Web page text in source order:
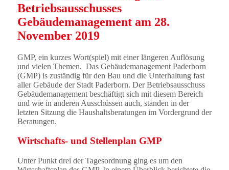
Betriebsausschusses
Gebäudemanagement am 28.
November 2019
GMP, ein kurzes Wort(spiel) mit einer längeren Auflösung
und vielen Themen. Das Gebäudemanagement Paderborn
(GMP) is zuständig für den Bau und die Unterhaltung fast
aller Gebäude der Stadt Paderborn. Der Betriebsausschuss
Gebäudemanagement beschäftigt sich mit diesem Bereich
und wie in anderen Ausschüssen auch, standen in der
letzten Sitzung die Haushaltsberatungen im Vordergrund der
Beratungen.
Wirtschafts- und Stellenplan GMP
Unter Punkt drei der Tagesordnung ging es um den